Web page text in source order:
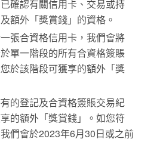
確認有關信用卡、交易或持
額外「獎賞錢」的資格。
張合資格信用卡，我們會將
單一階段的所有合資格簽賬
於該階段可獲享的額外「獎
的登記及合資格簽賬交易紀
的額外「獎賞錢」。如您符
們會於2023年6月30日或之前